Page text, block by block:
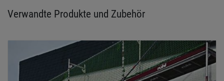
Verwandte Produkte und Zubehör